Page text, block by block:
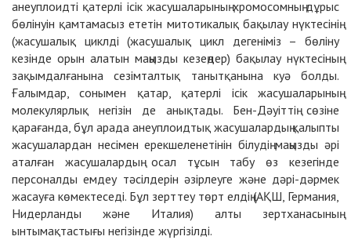
анеуплоидті қатерлі ісік жасушаларының хромосомның дұрыс
бөлінуін қамтамасыз ететін митотикалық бақылау нүктесінің
(жасушалық циклді (жасушалық цикл дегеніміз – бөліну
кезінде орын алатын маңызды кезеңдер) бақылау нүктесіның
зақымдалғанына сезімталтық танытқанына куә болды.
Ғалымдар, сонымен қатар, қатерлі ісік жасушаларының
молекулярлық негізін де анықтады. Бен-Дәуіттің сөзіне
қарағанда, бұл арада анеуплоидтық жасушалардың қалыпты
жасушалардан несімен ерекшеленетінін білудің маңызды әрі
аталған жасушалардың осал тұсын табу өз кезегінде
персоналды емдеу тәсілдерін әзірлеуге және дәрі-дәрмек
жасауға көмектеседі. Бұл зерттеу төрт елдің (АҚШ, Германия,
Нидерланды және Италия) алты зертханасының
ынтымақтастығы негізінде жүргізілді.